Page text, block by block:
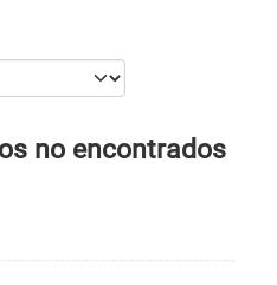
no encontrados